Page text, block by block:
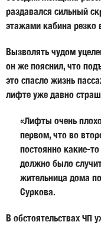
раздавался сильный
этажами кабина резко
Вызволять чудом
он же пояснил, что
это спасло жизнь
лифте уже давно
«Лифты очень
первом, что во
постоянно какие-
должно было
жительница дома
Суркова.
В обстоятельствах ЧП